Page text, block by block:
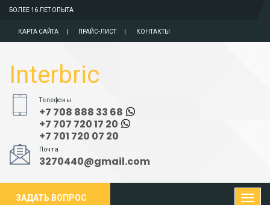
БОЛЕЕ 16 ЛЕТ ОПЫТА
КАРТА САЙТА ПРАЙС-ЛИСТ КОНТАКТЫ
Interbric
Телефоны
+7 708 888 33 68
+7 707 720 17 20
+7 701 720 07 20
Почта
3270440@gmail.com
ЗАДАТЬ ВОПРОС